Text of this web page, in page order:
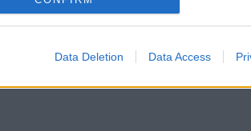
Data Deletion Data Access
Royal Verd hoy miércoles y jueves.